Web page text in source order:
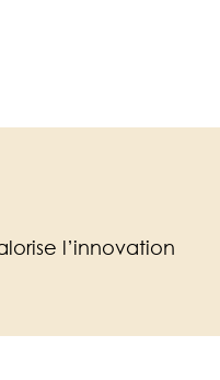
l’innovation